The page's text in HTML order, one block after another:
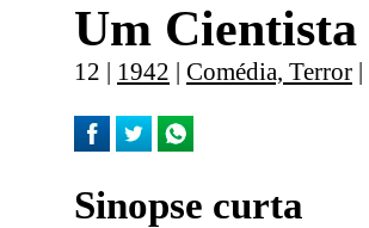
Um
12 | 1942 | Comédia, Terror
Sinopse curta